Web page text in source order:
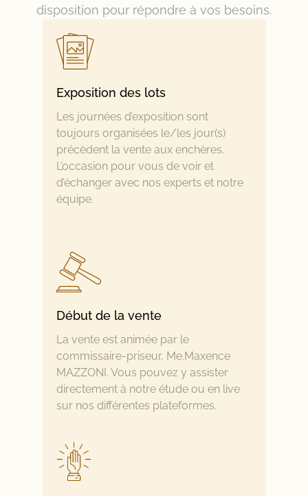
disposition pour répondre à vos besoins.
Exposition des lots
Les journées d’exposition sont
toujours organisées le/les jour(s)
précèdent la vente aux enchères.
L’occasion pour vous de voir et
d’échanger avec nos experts et notre
équipe.
Début de la vente
La vente est animée par le
commissaire-priseur, Me.Maxence
MAZZONI. Vous pouvez y assister
directement à notre étude ou en live
sur nos différentes plateformes.